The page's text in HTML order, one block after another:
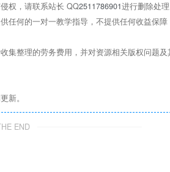
权，请联系站长 QQ2511786901进行删除处理
任何的一对一教学指导，不提供任何收益保
集整理的劳务费用，并对资源相关版权问题
新。
END